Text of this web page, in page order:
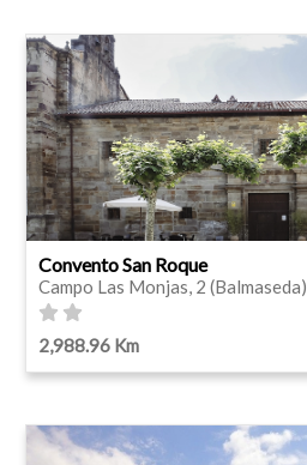
Convento San Roque
Campo Las Monjas, 2 (Balmaseda)
2,988.96 Km